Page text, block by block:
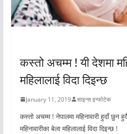
कस्तो अचम्म ! यी देशमा
महिलालाई विदा दिइन्छ
January 11, 2019 साइन्स इन्फोटेक
कस्तो अचम्म ! नेपालमा महिनावारी हुदाँ
महिनावारीका बेला महिलालाई विदा दिइन्छ !